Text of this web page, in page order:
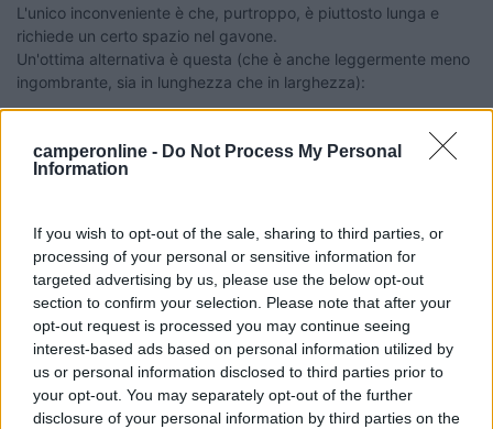
camperonline - Do Not Process My Personal
Information
If you wish to opt-out of the sale, sharing to third parties, or
processing of your personal or sensitive information for
targeted advertising by us, please use the below opt-out
section to confirm your selection. Please note that after your
opt-out request is processed you may continue seeing
interest-based ads based on personal information utilized by
us or personal information disclosed to third parties prior to
your opt-out. You may separately opt-out of the further
disclosure of your personal information by third parties on the
L'unico inconveniente è che, purtroppo, è piuttosto lunga e
richiede un certo spazio nel gavone.
Un'ottima alternativa è questa (che è anche leggermente meno
ingombrante, sia in lunghezza che in larghezza):
http://www.ebay.it/itm/Carrello...
E' inutile dire che un requisito fondamentale è che abbia delle
ruote abbastanza grandi.
Laika1973
Inserito il05/05/2017 alle: 08:56:14
Io ho questo. Ci porto tutto l occorrente per il mare e due
bambini. Sulla sabbia va bene perché ha le ruote larghe. Unico
difetto è pesante